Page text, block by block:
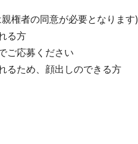
権者の同意が必要となります)
る方
ご応募ください
るため、顔出しのできる方